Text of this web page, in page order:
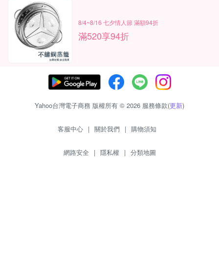
8/4~8/16 七夕情人節 滿額94折
滿520享94折
Yahoo台灣電子商務 版權所有 © 2026 服務條款(更新)
客服中心 | 關於我們 | 購物須知
網路安全 | 隱私權 | 分類地圖